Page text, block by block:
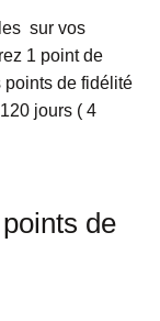
sur vos
1 point de
points de fidélité
jours ( 4
de